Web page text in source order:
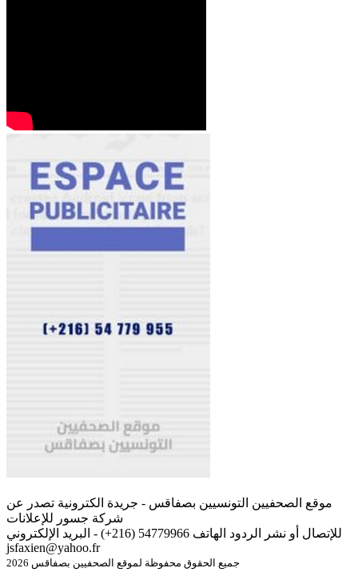
موقع الصحفيين التونسيين بصفاقس - جريدة الكترونية تصدر عن
شركة جسور للإعلانات
للإتصال أو نشر الردود الهاتف 54779966 (216+) - البريد الإلكتروني
jsfaxien@yahoo.fr
جميع الحقوق محفوظة لموقع الصحفيين بصفاقس 2026